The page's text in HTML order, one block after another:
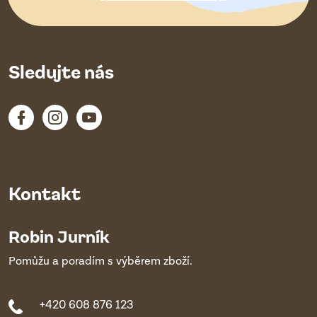
Kontakt
Robin Jurník
Pomůžu a poradím s výběrem zboží.
+420 608 876 123
Sledujte nás